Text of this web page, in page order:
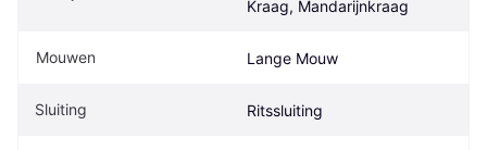
Kraag, Mandarijnkraag
Mouwen Lange Mouw
Sluiting Ritssluiting